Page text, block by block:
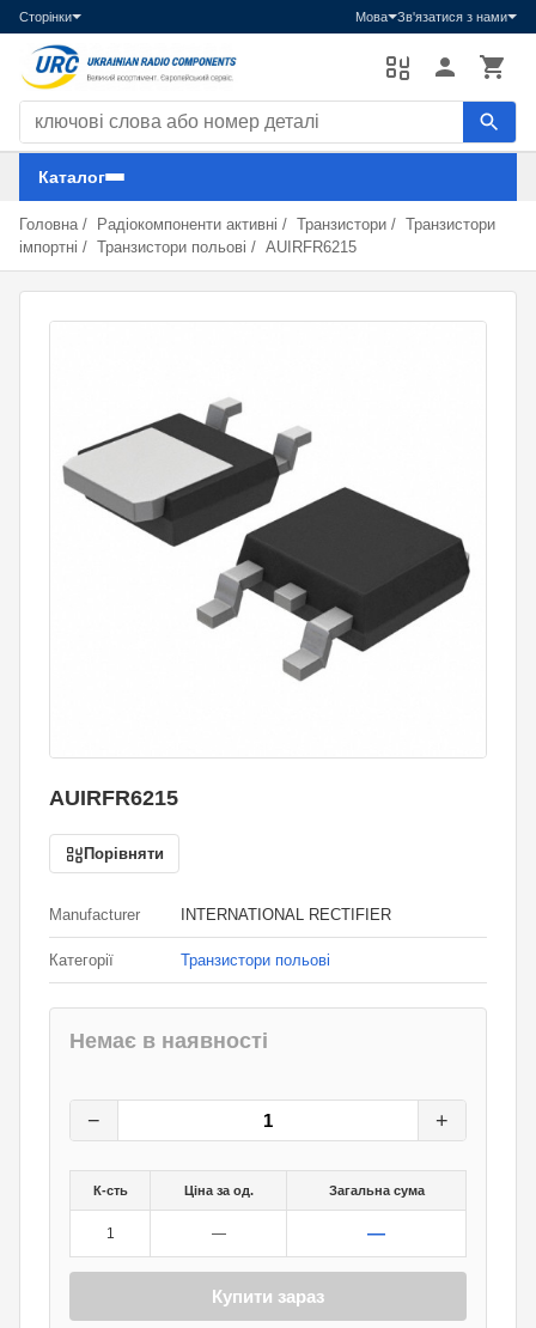
Сторінки Мова Зв'язатися з нами
Пошук компонентів
Каталог
Головна / Радіокомпоненти активні / Транзистори / Транзистори
імпортні / Транзистори польові / AUIRFR6215
AUIRFR6215
Порівняти
Manufacturer INTERNATIONAL RECTIFIER
Категорії Транзистори польові
Немає в наявності
− +
К-сть Ціна за од. Загальна сума
1 — —
Купити зараз